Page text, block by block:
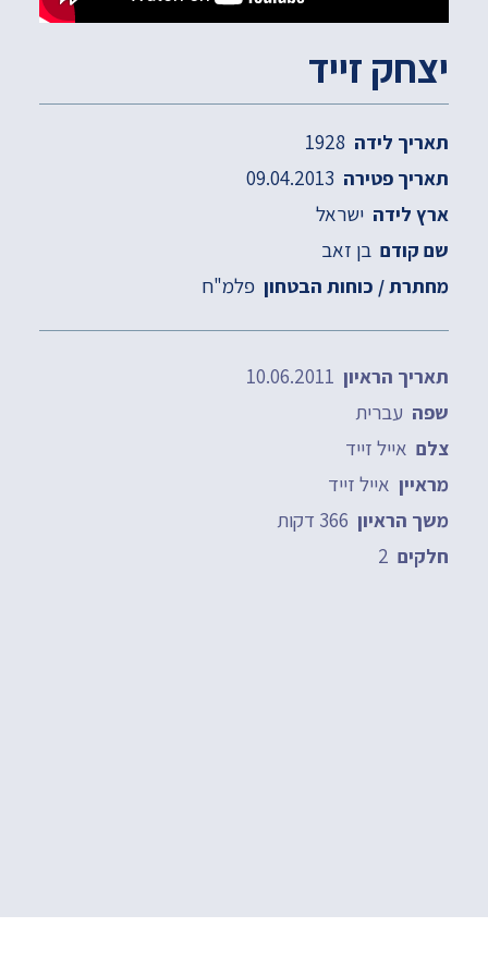
יצחק זייד
תאריך לידה
תאריך פטירה
ארץ לידה ישראל
שם קודם בן זאב
מחתרת / כוחות הבטחון פלמ"ח
תאריך הראיון
שפה עברית
צלם אייל זייד
מראיין אייל זייד
משך הראיון
חלקים